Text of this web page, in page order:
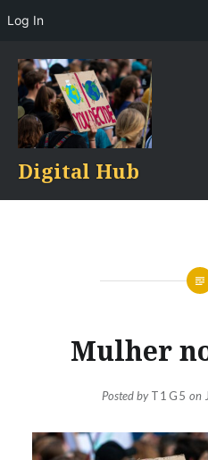
content
Digital Hub
Mulher
Posted byT1G5 on
Log In